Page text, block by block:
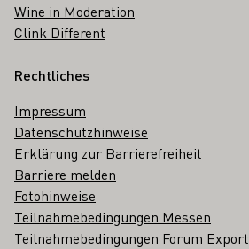
Wine in Moderation
Clink Different
Rechtliches
Impressum
Datenschutzhinweise
Erklärung zur Barrierefreiheit
Barriere melden
Fotohinweise
Teilnahmebedingungen Messen
Teilnahmebedingungen Forum Export